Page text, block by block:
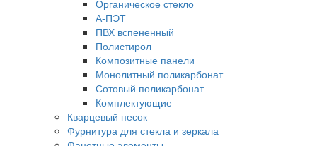
Органическое стекло
А-ПЭТ
ПВХ вспененный
Полистирол
Композитные панели
Монолитный поликарбонат
Сотовый поликарбонат
Комплектующие
Кварцевый песок
Фурнитура для стекла и зеркала